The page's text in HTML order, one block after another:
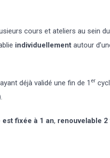
cours et ateliers au sein du
individuellement autour
déjà validé une fin de 1 er
fixée à 1 an, renouvelable 2